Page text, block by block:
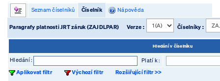
Seznam číselníků Číselník Nápověda
Paragrafy platnosti JRT záruk (ZAJDLPAR) Verze : Číselníky :
Hledání v číselníku
Hledání :
Platí k :
Aplikovat filtr
Výchozí filtr Rozšiřující filtr >>